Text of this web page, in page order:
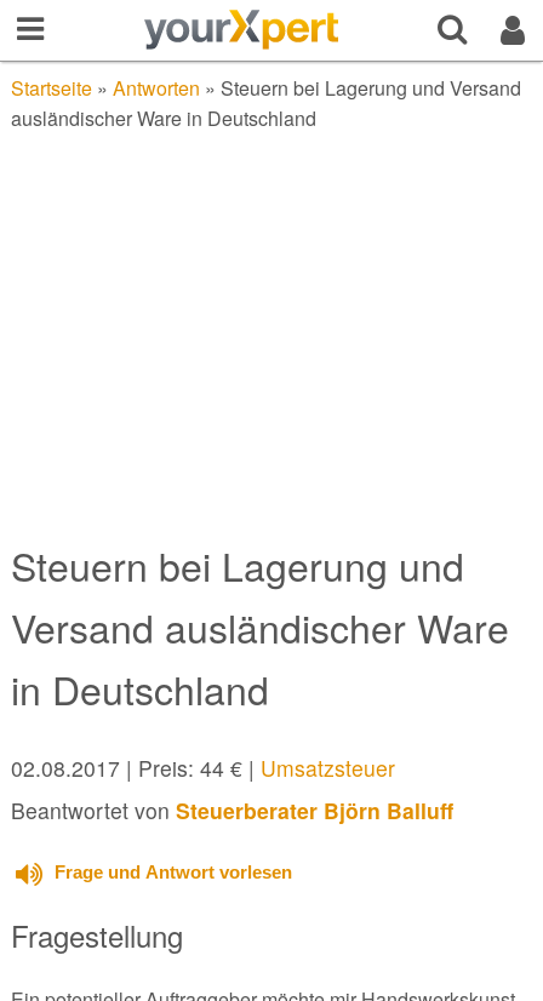
Startseite» Antworten » Steuern bei Lagerung und Versand
ausländischer Ware in Deutschland
Steuern bei Lagerung und
Versand ausländischer Ware
in Deutschland
02.08.2017| Preis: 44 € | Umsatzsteuer
Beantwortet von Steuerberater Björn Balluff
Frage und Antwort vorlesen
Fragestellung